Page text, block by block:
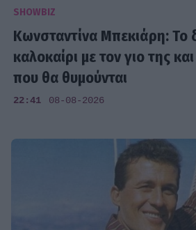
SHOWBIZ
Κωνσταντίνα Μπεκιάρη: Το
καλοκαίρι με τον γιο της
που θα θυμούνται
22:41 08-08-2026